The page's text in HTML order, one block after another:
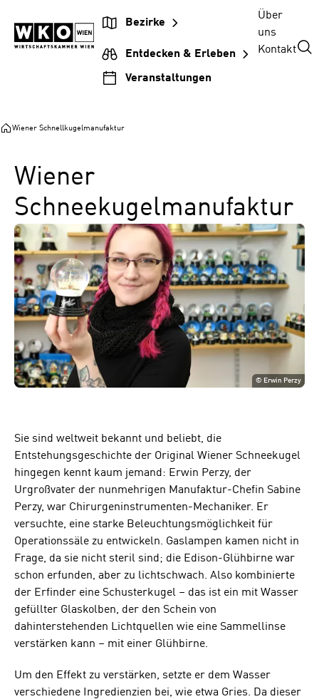
Inhalt
springen
Hauptnavigation
springen
Footer
springen
Bezirke
Entdecken & Erleben
Veranstaltungen
Über
uns
Kontakt
Wiener Schnellkugelmanufaktur
Wiener
Schneekugelmanufaktur
© Erwin Perzy
Sie sind weltweit bekannt und beliebt, die
Entstehungsgeschichte der Original Wiener Schneekugel
hingegen kennt kaum jemand: Erwin Perzy, der
Urgroßvater der nunmehrigen Manufaktur-Chefin Sabine
Perzy, war Chirurgeninstrumenten-Mechaniker. Er
versuchte, eine starke Beleuchtungsmöglichkeit für
Operationssäle zu entwickeln. Gaslampen kamen nicht in
Frage, da sie nicht steril sind; die Edison-Glühbirne war
schon erfunden, aber zu lichtschwach. Also kombinierte
der Erfinder eine Schusterkugel – das ist ein mit Wasser
gefüllter Glaskolben, der den Schein von
dahinterstehenden Lichtquellen wie eine Sammellinse
verstärken kann – mit einer Glühbirne.
Um den Effekt zu verstärken, setzte er dem Wasser
verschiedene Ingredienzien bei, wie etwa Gries. Da dieser